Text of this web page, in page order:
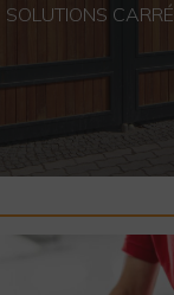
SOLUTIONS CARRÉ